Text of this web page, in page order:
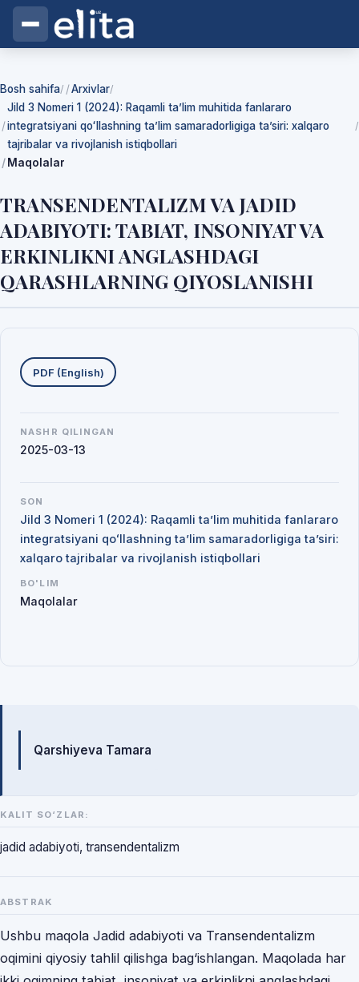
Bosh sahifa/ Arxivlar/
Jild 3 Nomeri 1 (2024): Raqamli ta’lim muhitida fanlararo
integratsiyani qoʻllashning ta’lim samaradorligiga ta’siri: xalqaro
tajribalar va rivojlanish istiqbollari
/
Maqolalar
TRANSENDENTALIZM VA JADID
ADABIYOTI: TABIAT, INSONIYAT VA
ERKINLIKNI ANGLASHDAGI
QARASHLARNING QIYOSLANISHI
Mualliflar
Qarshiyeva Tamara
KALIT SO‘ZLAR:
jadid adabiyoti, transendentalizm
ABSTRAK
Ushbu maqola Jadid adabiyoti va Transendentalizm
oqimini qiyosiy tahlil qilishga bag‘ishlangan. Maqolada har
Yuklab olishlar
PDF (English)
NASHR QILINGAN
2025-03-13
SON
Jild 3 Nomeri 1 (2024): Raqamli ta’lim muhitida fanlararo
integratsiyani qoʻllashning ta’lim samaradorligiga ta’siri:
xalqaro tajribalar va rivojlanish istiqbollari
BO'LIM
Maqolalar